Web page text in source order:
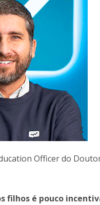
Officer do
filhos é pouco